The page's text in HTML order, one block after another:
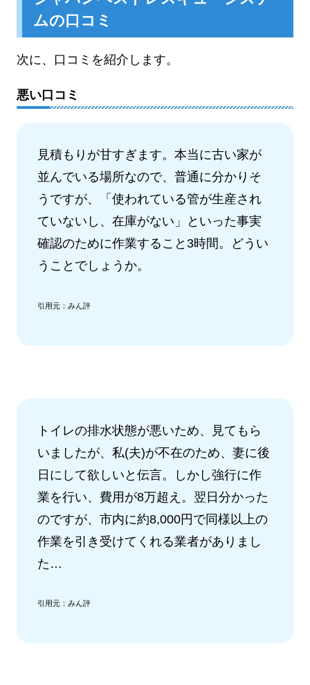
ムの口コミ
次に、口コミを紹介します。
悪い口コミ
見積もりが甘すぎます。本当に古い家が
並んでいる場所なので、普通に分かりそ
うですが、「使われている管が生産され
ていないし、在庫がない」といった事実
確認のために作業すること3時間。どうい
うことでしょうか。
引用元：みん評
トイレの排水状態が悪いため、見てもら
いましたが、私(夫)が不在のため、妻に後
日にして欲しいと伝言。しかし強行に作
業を行い、費用が8万超え。翌日分かった
のですが、市内に約8,000円で同様以上の
作業を引き受けてくれる業者がありまし
た…
引用元：みん評